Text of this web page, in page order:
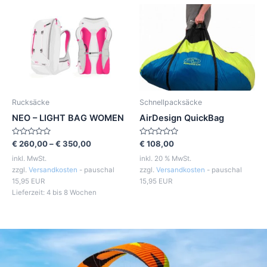
Rucksäcke
NEO – LIGHT BAG WOMEN
Bewertet
mit
0
von
5
€ 260,00–€ 350,00
inkl. MwSt.
zzgl. Versandkosten - pauschal
15,95 EUR
Lieferzeit: 4 bis 8 Wochen
Schnellpacksäcke
AirDesign QuickBag
Bewertet
mit
0
von
5
€ 108,00
inkl. 20 % MwSt.
zzgl. Versandkosten - pauschal
15,95 EUR